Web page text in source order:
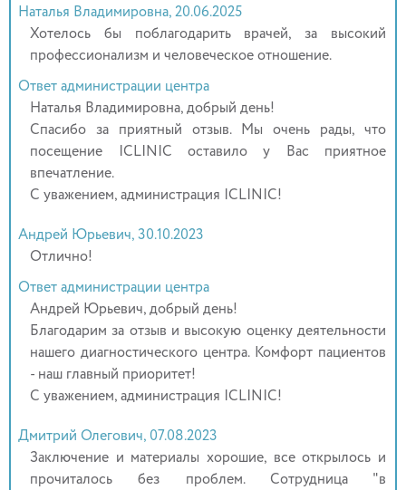
Наталья Владимировна, 20.06.2025
Хотелось бы поблагодарить врачей, за высокий
профессионализм и человеческое отношение.
Ответ администрации центра
Наталья Владимировна, добрый день!
Спасибо за приятный отзыв. Мы очень рады, что
посещение ICLINIC оставило у Вас приятное
впечатление.
С уважением, администрация ICLINIC!
Андрей Юрьевич, 30.10.2023
Отлично!
Ответ администрации центра
Андрей Юрьевич, добрый день!
Благодарим за отзыв и высокую оценку деятельности
нашего диагностического центра. Комфорт пациентов
- наш главный приоритет!
С уважением, администрация ICLINIC!
Дмитрий Олегович, 07.08.2023
Заключение и материалы хорошие, все открылось и
прочиталось без проблем. Сотрудница "в